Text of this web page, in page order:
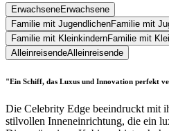
ErwachseneErwachsene
Familie mit JugendlichenFamilie mit
Familie mit KleinkindernFamilie mit
AlleinreisendeAlleinreisende
"Ein Schiff, das Luxus und Innovation perfekt
Die Celebrity Edge beeindruckt mit
stilvollen Inneneinrichtung, die ein